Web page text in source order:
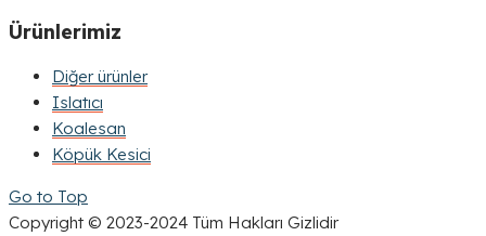
Ürünlerimiz
Diğer ürünler
Islatıcı
Koalesan
Köpük Kesici
Go to Top
Copyright © 2023-2024 Tüm Hakları Gizlidir